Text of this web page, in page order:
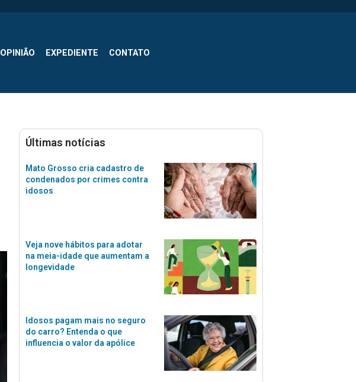
OPINIÃO EXPEDIENTE CONTATO
Últimas notícias
Mato Grosso cria cadastro de
condenados por crimes contra
idosos
Veja nove hábitos para adotar
na meia-idade que aumentam a
longevidade
Idosos pagam mais no seguro
do carro? Entenda o que
influencia o valor da apólice